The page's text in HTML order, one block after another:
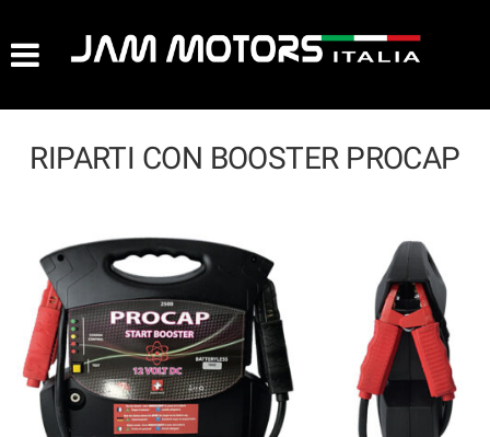
LISTA VEICOLI
ASSISTENZA
CONTATTI
NEWS
RIPARTI CON BOOSTER PROCAP